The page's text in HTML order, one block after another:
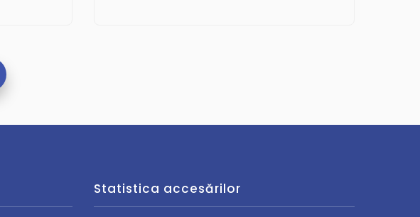
Statistica accesărilor